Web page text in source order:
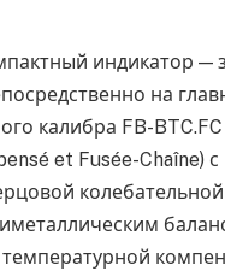
индикатор —
на
калибра FB-
et Fusée-Chaîne)